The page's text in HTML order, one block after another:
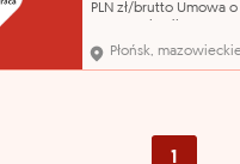
PLN zł/brutto Umowa
Pozyskiwanie nowych
oraz opieka nad
Płońsk,
1